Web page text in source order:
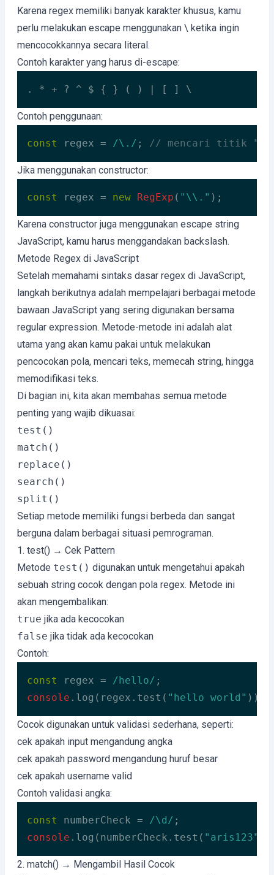
Karena regex memiliki banyak karakter khusus, kamu
perlu melakukan escape menggunakan \ ketika ingin
mencocokkannya secara literal.
Contoh karakter yang harus di-escape:
. * + ? ^ $ { } ( ) | [ ] \
Contoh penggunaan:
const regex = /\./ ; // mencari titik "."
Code language: JavaScript (
Jika menggunakan constructor:
const regex = new RegExp ( "\\." );
Code language: JavaScript (javascript)
Karena constructor juga menggunakan escape string
JavaScript, kamu harus menggandakan backslash.
Metode Regex di JavaScript
Setelah memahami sintaks dasar regex di JavaScript,
langkah berikutnya adalah mempelajari berbagai metode
bawaan JavaScript yang sering digunakan bersama
regular expression. Metode-metode ini adalah alat
utama yang akan kamu pakai untuk melakukan
pencocokan pola, mencari teks, memecah string, hingga
memodifikasi teks.
Di bagian ini, kita akan membahas semua metode
penting yang wajib dikuasai:
test()
match()
replace()
search()
split()
Setiap metode memiliki fungsi berbeda dan sangat
berguna dalam berbagai situasi pemrograman.
1. test() → Cek Pattern
Metode test() digunakan untuk mengetahui apakah
sebuah string cocok dengan pola regex. Metode ini
akan mengembalikan:
true jika ada kecocokan
false jika tidak ada kecocokan
Contoh:
const regex = /hello/
console .log(regex.test( "hello world" ));
Code language: JavaScript (javascript )
Cocok digunakan untuk validasi sederhana, seperti:
cek apakah input mengandung angka
cek apakah password mengandung huruf besar
cek apakah username valid
Contoh validasi angka:
const numberCheck = /\d/
console .log(numberCheck.test( "aris123"
Code language: JavaScript (javascript
2. match() → Mengambil Hasil Cocok